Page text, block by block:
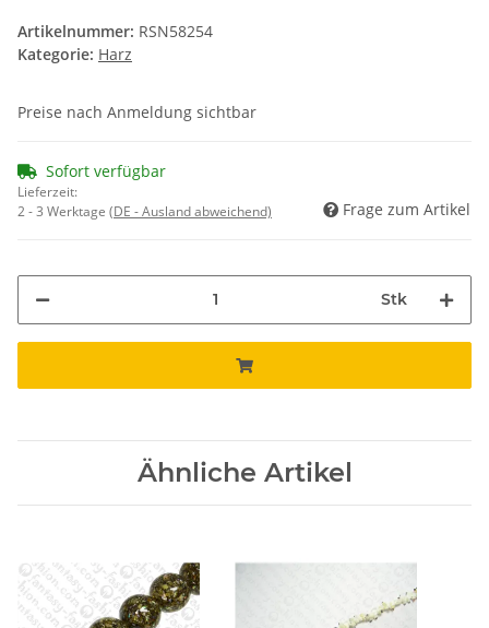
Artikelnummer: RSN58254
Kategorie: Harz
Preise nach Anmeldung sichtbar
Sofort verfügbar
Lieferzeit:
2 - 3 Werktage (DE - Ausland abweichend) Frage zum Artikel
Stk
Ähnliche Artikel